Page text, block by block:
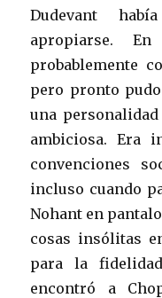
Dudevant
apropiarse.
probablemente
pero pronto
una
ambiciosa. Era
convenciones
incluso cuando
Nohant en
cosas insólitas
para la
encontró a